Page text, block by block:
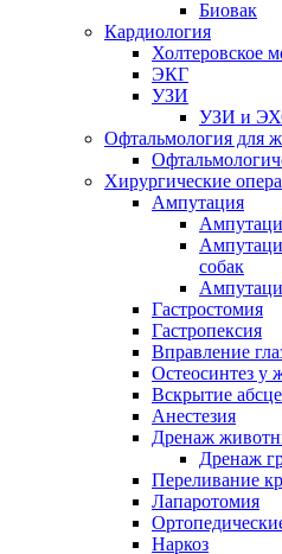
Биовак
Кардиология
Холтеровское
ЭКГ
УЗИ
УЗИ и
Офтальмология для
Хирургические
Ампутация
собак
Гастростомия
Гастропексия
Вправление
Остеосинтез у
Вскрытие
Анестезия
Дренаж
Дренаж
Переливание
Лапаротомия
Наркоз